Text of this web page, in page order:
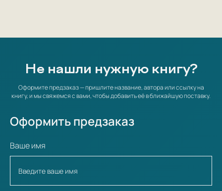
Не нашли нужную книгу?
Оформите предзаказ — пришлите название, автора или ссылку на
книгу, и мы свяжемся с вами, чтобы добавить её в ближайшую поставку.
Оформить предзаказ
Ваше имя